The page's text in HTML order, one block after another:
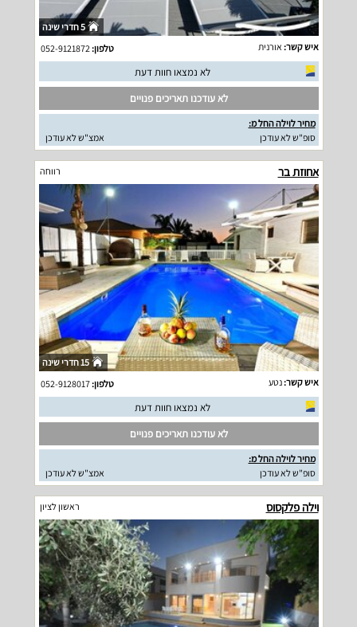
5 חדרי שינה
איש קשר: אורנית טלפון:
לא נמצאו חוות דעת
לא עודכנו תאריכים פנויים
מחיר לוילה החל מ:
סופ"ש לא עודכן
אמצ"ש לא עודכן
אחוזת בר רווחה
15 חדרי שינה
איש קשר:נטע טלפון:052-9128017
לא נמצאו חוות דעת
לא עודכנו תאריכים פנויים
מחיר לוילה החל מ:
סופ"ש לא עודכן
אמצ"ש לא עודכן
וילה פלקסוס ראשון לציון